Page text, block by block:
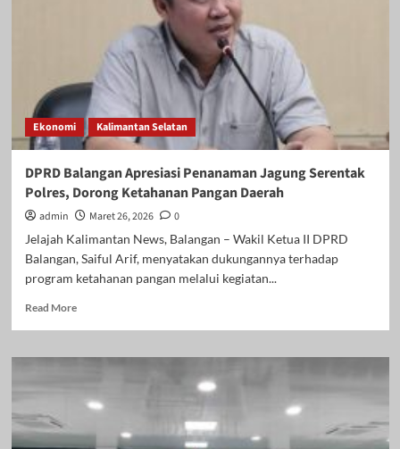
Sentra
Jagung
Kalsel
dan
Jamin
Stabilitas
Petani
Ekonomi Kalimantan Selatan
DPRD Balangan Apresiasi Penanaman Jagung Serentak
Polres, Dorong Ketahanan Pangan Daerah
admin Maret 26, 2026
0
Jelajah Kalimantan News, Balangan – Wakil Ketua II DPRD
Balangan, Saiful Arif, menyatakan dukungannya terhadap
program ketahanan pangan melalui kegiatan...
Read MoreRead
DPRD
Penanaman
Serentak